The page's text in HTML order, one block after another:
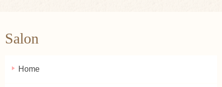
Salon
Home